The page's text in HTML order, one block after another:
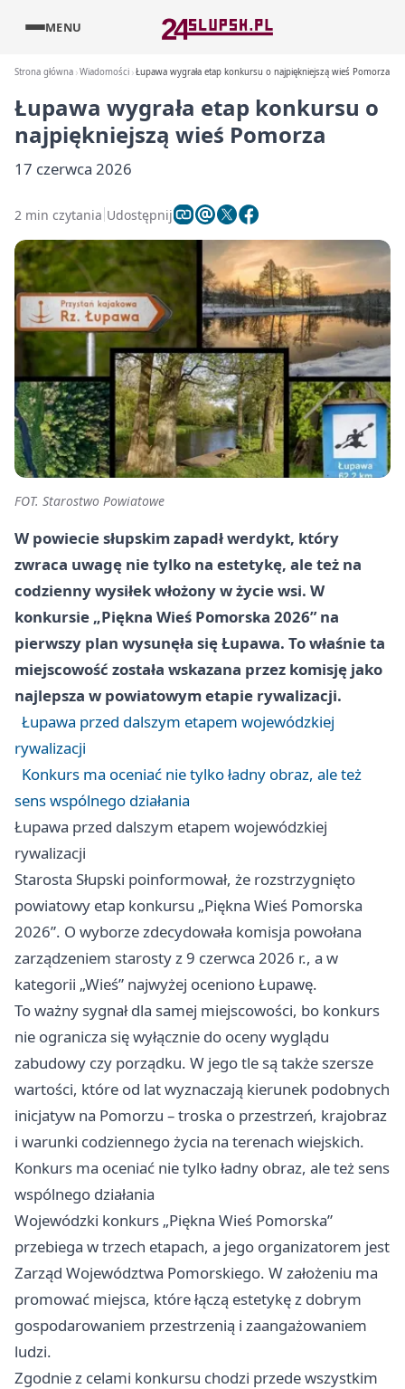
MENU
Strona główna Wiadomości Łupawa wygrała etap konkursu o najpiękniejszą wieś Pomorza
Łupawa wygrała etap konkursu o
najpiękniejszą wieś Pomorza
17 czerwca 2026
2 min czytania Udostępnij
FOT. Starostwo Powiatowe
W powiecie słupskim zapadł werdykt, który
zwraca uwagę nie tylko na estetykę, ale też na
codzienny wysiłek włożony w życie wsi. W
konkursie „Piękna Wieś Pomorska 2026” na
pierwszy plan wysunęła się Łupawa. To właśnie ta
miejscowość została wskazana przez komisję jako
najlepsza w powiatowym etapie rywalizacji.
Łupawa przed dalszym etapem wojewódzkiej
rywalizacji
Konkurs ma oceniać nie tylko ładny obraz, ale też
sens wspólnego działania
Łupawa przed dalszym etapem wojewódzkiej
rywalizacji
Starosta Słupski poinformował, że rozstrzygnięto
powiatowy etap konkursu „Piękna Wieś Pomorska
2026”. O wyborze zdecydowała komisja powołana
zarządzeniem starosty z 9 czerwca 2026 r., a w
kategorii „Wieś” najwyżej oceniono Łupawę.
To ważny sygnał dla samej miejscowości, bo konkurs
nie ogranicza się wyłącznie do oceny wyglądu
zabudowy czy porządku. W jego tle są także szersze
wartości, które od lat wyznaczają kierunek podobnych
inicjatyw na Pomorzu – troska o przestrzeń, krajobraz
i warunki codziennego życia na terenach wiejskich.
Konkurs ma oceniać nie tylko ładny obraz, ale też sens
wspólnego działania
Wojewódzki konkurs „Piękna Wieś Pomorska”
przebiega w trzech etapach, a jego organizatorem jest
Zarząd Województwa Pomorskiego. W założeniu ma
promować miejsca, które łączą estetykę z dobrym
gospodarowaniem przestrzenią i zaangażowaniem
ludzi.
Zgodnie z celami konkursu chodzi przede wszystkim